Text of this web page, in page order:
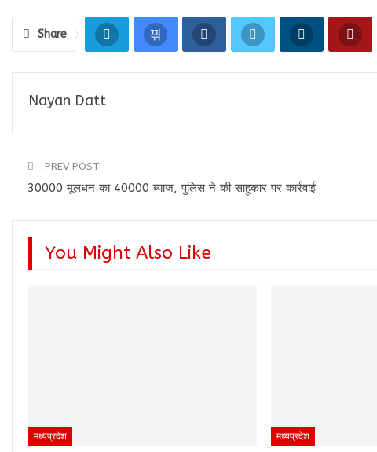
Share
Nayan Datt
PREV POST
30000 मूलधन का 40000 ब्याज, पुलिस ने की साहूकार पर कार्रवाई
You Might Also Like
मध्यप्रदेश मध्यप्रदेश